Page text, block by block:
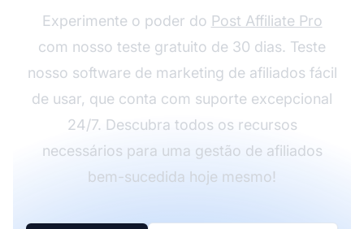
Experimente o poder do Post Affiliate Pro
com nosso teste gratuito de 30 dias. Teste
nosso software de marketing de afiliados fácil
de usar, que conta com suporte excepcional
24/7. Descubra todos os recursos
necessários para uma gestão de afiliados
bem-sucedida hoje mesmo!